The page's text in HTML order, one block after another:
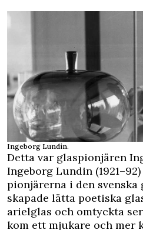
Ingeborg Lundin.
Detta var glaspionjären
Ingeborg Lundin
pionjärerna i den
skapade lätta poetiska
arielglas och omtyckta
kom ett mjukare och